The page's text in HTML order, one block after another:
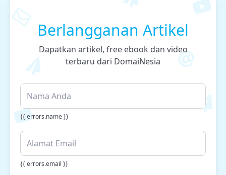
Berlangganan Artikel
Dapatkan artikel, free ebook dan video
terbaru dari DomaiNesia
{{ errors.name }}
{{ errors.email }}